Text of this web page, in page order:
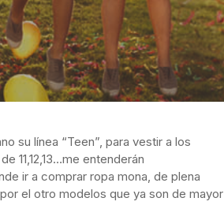
su línea “Teen”, para vestir a los
11,12,13…me entenderán
ir a comprar ropa mona, de plena
el otro modelos que ya son de mayor